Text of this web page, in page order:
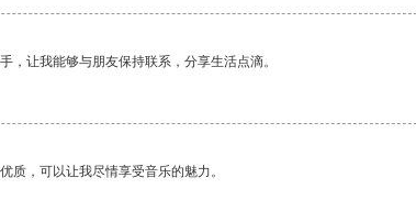
，让我能够与朋友保持联系，分享生活点滴。
质，可以让我尽情享受音乐的魅力。